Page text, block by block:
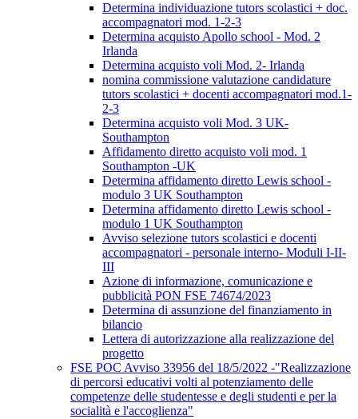
Determina individuazione tutors scolastici + doc.
accompagnatori mod. 1-2-3
Determina acquisto Apollo school - Mod. 2
Irlanda
Determina acquisto voli Mod. 2- Irlanda
nomina commissione valutazione candidature
tutors scolastici + docenti accompagnatori mod.1-
2-3
Determina acquisto voli Mod. 3 UK-
Southampton
Affidamento diretto acquisto voli mod. 1
Southampton -UK
Determina affidamento diretto Lewis school -
modulo 3 UK Southampton
Determina affidamento diretto Lewis school -
modulo 1 UK Southampton
Avviso selezione tutors scolastici e docenti
accompagnatori - personale interno- Moduli I-II-
III
Azione di informazione, comunicazione e
pubblicità PON FSE 74674/2023
Determina di assunzione del finanziamento in
bilancio
Lettera di autorizzazione alla realizzazione del
progetto
FSE POC Avviso 33956 del 18/5/2022 -"Realizzazione
di percorsi educativi volti al potenziamento delle
competenze delle studentesse e degli studenti e per la
socialità e l'accoglienza"